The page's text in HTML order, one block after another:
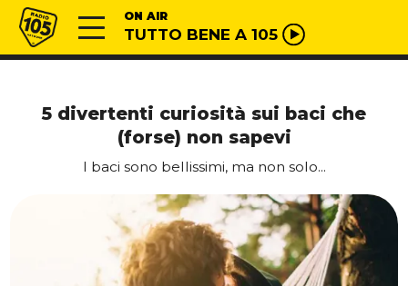
Vai al contenuto
Radio 105 ON AIR
TUTTO BENE A 105
5 divertenti curiosità sui baci che
(forse) non sapevi
I baci sono bellissimi, ma non solo...